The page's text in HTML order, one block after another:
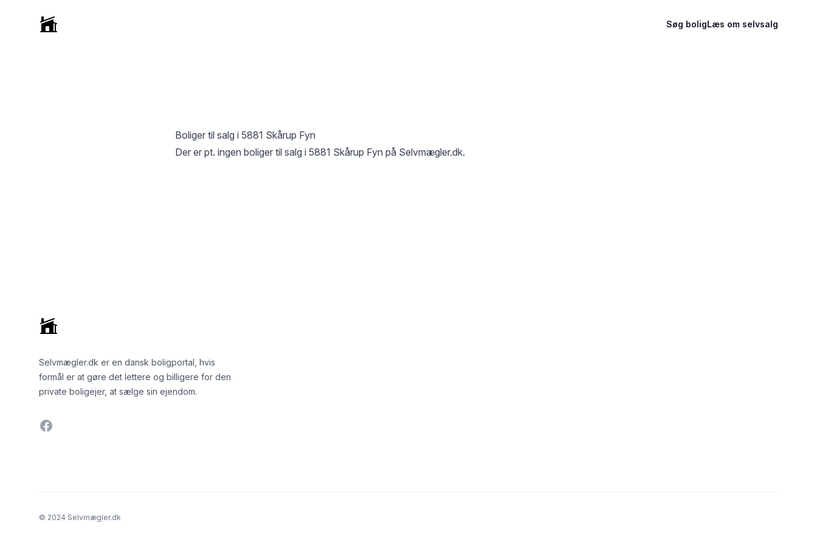
Selvmægler Søg boligLæs om selvsalg
Boliger til salg i 5881 Skårup Fyn
Der er pt. ingen boliger til salg i 5881 Skårup Fyn på Selvmægler.dk.
Selvmægler.dk er en dansk boligportal, hvis
formål er at gøre det lettere og billigere for den
private boligejer, at sælge sin ejendom.
Facebook
© 2024 Selvmægler.dk